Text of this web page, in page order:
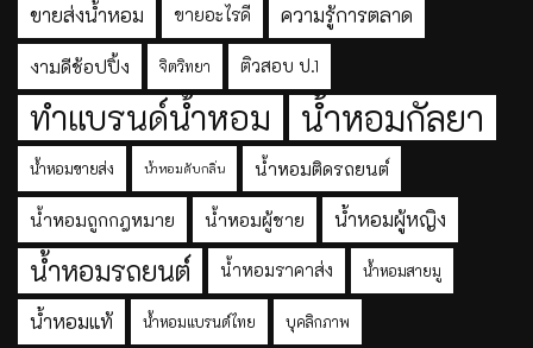
ขายส่งน้ำหอม ขายอะไรดี ความรู้การตลาด
งามดีช้อปปิ้ง จิตวิทยา ติวสอบ ป.1
ทำแบรนด์น้ำหอม น้ำหอมกัลยา
น้ำหอมขายส่ง น้ำหอมดับกลิ่น น้ำหอมติดรถยนต์
น้ำหอมถูกกฎหมาย น้ำหอมผู้ชาย น้ำหอมผู้หญิง
น้ำหอมรถยนต์ น้ำหอมราคาส่ง น้ำหอมสายมู
น้ำหอมแท้ น้ำหอมแบรนด์ไทย บุคลิกภาพ